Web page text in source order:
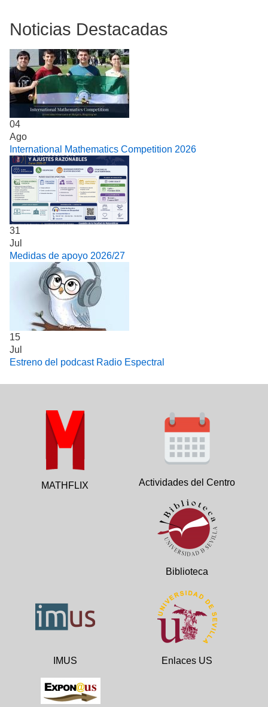
Noticias Destacadas
04
Ago
International Mathematics Competition 2026
31
Jul
Medidas de apoyo 2026/27
15
Jul
Estreno del podcast Radio Espectral
MATHFLIX Actividades del Centro
Biblioteca
IMUS Enlaces US